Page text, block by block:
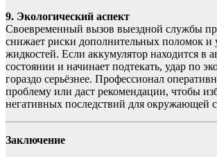
9. Экологический аспект
Своевременный вызов выездной службы
снижает риски дополнительных поломок и
жидкостей. Если аккумулятор находится в
состоянии и начинает подтекать, удар по
гораздо серьёзнее. Профессионал
проблему или даст рекомендации, чтобы
негативных последствий для окружающей
Заключение